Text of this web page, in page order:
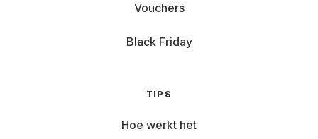
Vouchers
Black Friday
TIPS
Hoe werkt het